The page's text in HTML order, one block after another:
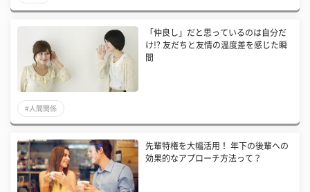
「仲良し」だと思っているのは自分だ
け!? 友だちと友情の温度差を感じた瞬
間
#人間関係
先輩特権を大幅活用！ 年下の後輩への
効果的なアプローチ方法って？